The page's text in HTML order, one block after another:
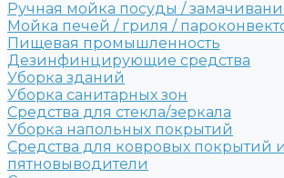
Ручная мойка посуды /
Мойка печей / гриля /
Пищевая промышленность
Дезинфинцирующие средства
Уборка зданий
Уборка санитарных зон
Средства для стекла/зеркала
Уборка напольных покрытий
Средства для ковровых покрытий и
пятновыводители